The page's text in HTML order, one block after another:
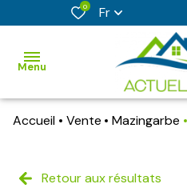
0 Fr
Menu
acheter
Accueil Vente Mazingarbe
Retour aux résultats